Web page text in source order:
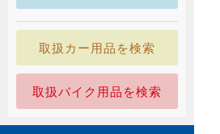
取扱カー用品を検索
取扱バイク用品を検索